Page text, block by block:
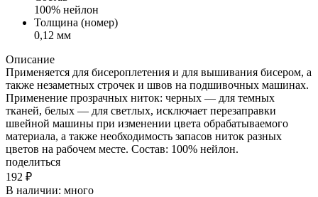
100% нейлон
Толщина (номер)
0,12 мм
Описание
Применяется для бисероплетения и для вышивания бисером, а
также незаметных строчек и швов на подшивочных машинах.
Применение прозрачных ниток: черных — для темных
тканей, белых — для светлых, исключает перезаправки
швейной машины при изменении цвета обрабатываемого
материала, а также необходимость запасов ниток разных
цветов на рабочем месте. Состав: 100% нейлон.
поделиться
192 ₽
В наличии: много